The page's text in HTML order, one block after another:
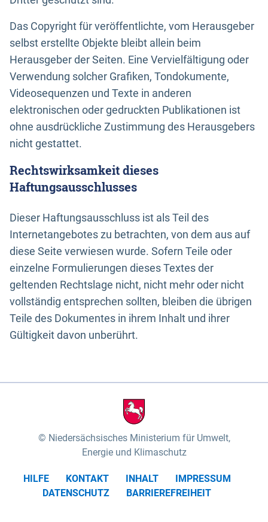
Das Copyright für veröffentlichte, vom Herausgeber
selbst erstellte Objekte bleibt allein beim
Herausgeber der Seiten. Eine Vervielfältigung oder
Verwendung solcher Grafiken, Tondokumente,
Videosequenzen und Texte in anderen
elektronischen oder gedruckten Publikationen ist
ohne ausdrückliche Zustimmung des Herausgebers
nicht gestattet.
Rechtswirksamkeit dieses
Haftungsausschlusses
Dieser Haftungsausschluss ist als Teil des
Internetangebotes zu betrachten, von dem aus auf
diese Seite verwiesen wurde. Sofern Teile oder
einzelne Formulierungen dieses Textes der
geltenden Rechtslage nicht, nicht mehr oder nicht
vollständig entsprechen sollten, bleiben die übrigen
Teile des Dokumentes in ihrem Inhalt und ihrer
Gültigkeit davon unberührt.
Niedersächsisches Ministerium für Umwelt,
Energie und Klimaschutz
HILFE KONTAKT INHALT
IMPRESSUM
DATENSCHUTZ
BARRIEREFREIHEIT